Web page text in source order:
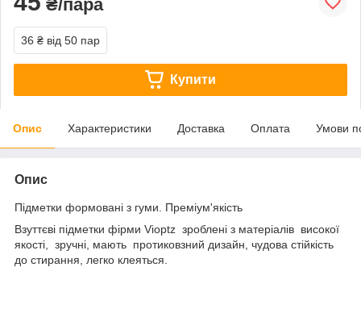
₴/пара
36 ₴ від 50 пар
Купити
Опис Характеристики Доставка Оплата Умови
Опис
Підметки формовані з гуми. Преміум'якість
Взуттєві підметки фірми Vioptz зроблені з матеріалів високої
якості, зручні, мають протиковзний дизайн, чудова стійкість
до стирання, легко клеяться.